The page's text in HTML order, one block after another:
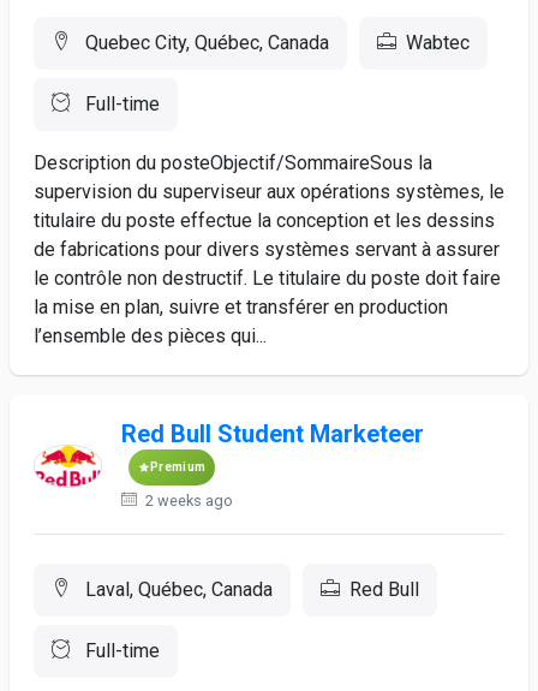
Quebec City, Québec, Canada Wabtec
Full-time
Description du posteObjectif/SommaireSous la
supervision du superviseur aux opérations systèmes, le
titulaire du poste effectue la conception et les dessins
de fabrications pour divers systèmes servant à assurer
le contrôle non destructif. Le titulaire du poste doit faire
la mise en plan, suivre et transférer en production
l’ensemble des pièces qui...
Red Bull Student Marketeer
Premium
2 weeks ago
Laval, Québec, Canada Red Bull
Full-time